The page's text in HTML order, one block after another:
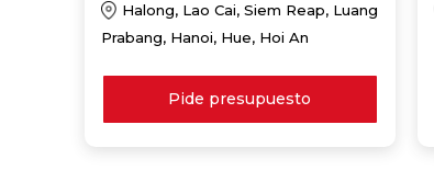
Halong, Lao Cai, Siem Reap, Luang
Prabang, Hanoi, Hue, Hoi An
Pide presupuesto